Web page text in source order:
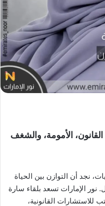
الأمومة، والشغف
نجد أن التوازن بين الحياة
نور الإمارات تسعد بلقاء سارة
للاستشارات القانونية،